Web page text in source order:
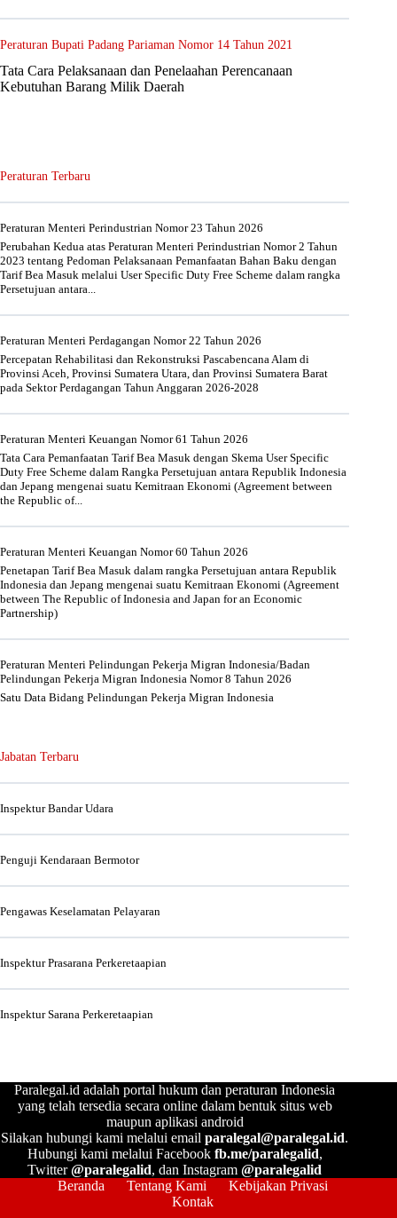
Peraturan Bupati Padang Pariaman Nomor 14 Tahun 2021
Tata Cara Pelaksanaan dan Penelaahan Perencanaan
Kebutuhan Barang Milik Daerah
Peraturan Terbaru
Peraturan Menteri Perindustrian Nomor 23 Tahun 2026
Perubahan Kedua atas Peraturan Menteri Perindustrian Nomor 2 Tahun
2023 tentang Pedoman Pelaksanaan Pemanfaatan Bahan Baku dengan
Tarif Bea Masuk melalui User Specific Duty Free Scheme dalam rangka
Persetujuan antara...
Peraturan Menteri Perdagangan Nomor 22 Tahun 2026
Percepatan Rehabilitasi dan Rekonstruksi Pascabencana Alam di
Provinsi Aceh, Provinsi Sumatera Utara, dan Provinsi Sumatera Barat
pada Sektor Perdagangan Tahun Anggaran 2026-2028
Peraturan Menteri Keuangan Nomor 61 Tahun 2026
Tata Cara Pemanfaatan Tarif Bea Masuk dengan Skema User Specific
Duty Free Scheme dalam Rangka Persetujuan antara Republik Indonesia
dan Jepang mengenai suatu Kemitraan Ekonomi (Agreement between
the Republic of...
Peraturan Menteri Keuangan Nomor 60 Tahun 2026
Penetapan Tarif Bea Masuk dalam rangka Persetujuan antara Republik
Indonesia dan Jepang mengenai suatu Kemitraan Ekonomi (Agreement
between The Republic of Indonesia and Japan for an Economic
Partnership)
Peraturan Menteri Pelindungan Pekerja Migran Indonesia/Badan
Pelindungan Pekerja Migran Indonesia Nomor 8 Tahun 2026
Satu Data Bidang Pelindungan Pekerja Migran Indonesia
Jabatan Terbaru
Inspektur Bandar Udara
Penguji Kendaraan Bermotor
Pengawas Keselamatan Pelayaran
Inspektur Prasarana Perkeretaapian
Inspektur Sarana Perkeretaapian
Paralegal.id adalah portal hukum dan peraturan Indonesia
yang telah tersedia secara online dalam bentuk situs web
maupun aplikasi android
Silakan hubungi kami melalui emailparalegal@paralegal.id.
Hubungi kami melalui Facebook fb.me/paralegalid,
Twitter@paralegalid, dan Instagram@paralegalid
Beranda
Tentang Kami
Kebijakan Privasi
Kontak